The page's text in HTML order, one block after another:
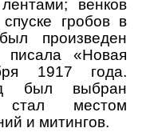
венков
гробов в
произведен
«Новая
1917 года.
был выбран
местом
и митингов.